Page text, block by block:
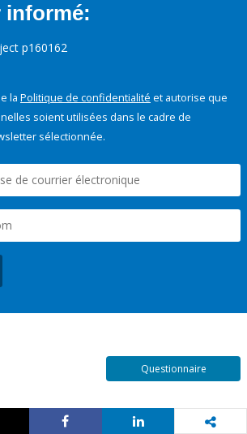
informé:
p160162
la Politique de confidentialité et autorise que
soient utilisées dans le cadre de
sélectionnée.
Questionnaire